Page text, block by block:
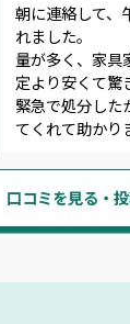
朝に連絡して、
れました。
量が多く、家具
定より安くて驚
緊急で処分した
てくれて助かり
口コミを見る・